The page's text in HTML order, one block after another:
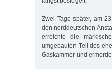
Zwei Tage später, am
den norddeutschen
erreichte die
umgebauten Teil des
Gaskammer und